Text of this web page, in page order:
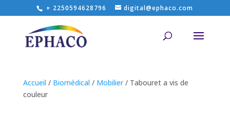
+ 2250594628796 digital@ephaco.com
Accueil / Biomédical / Mobilier/ Tabouret a vis de
couleur